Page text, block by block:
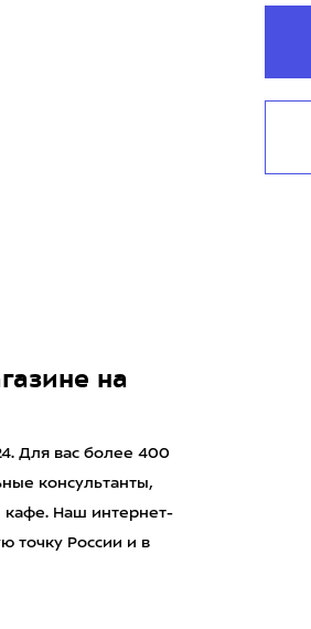
на
Для вас более 400
консультанты,
Наш интернет-
точку России и в